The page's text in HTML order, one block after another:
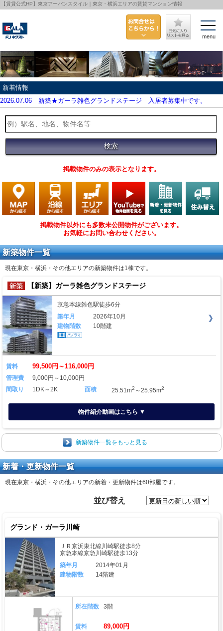
【賃貸公式HP】東京アーバンスタイル｜東京・横浜エリアの賃貸マンション情報
新着情報
2026.07.06 新築★ガーラ雑色グランドステージ 入居者募集中です。
掲載物件のみの表示となります。
掲載物件以外にも多数未公開物件がございます。
お気軽にお問い合わせください。
新築物件一覧
現在東京・横浜・その他エリアの新築物件は1棟です。
【新築】ガーラ雑色グランドステージ
京急本線雑色駅徒歩6分
築年月
2026年10月
建物階数
10階建
賃料 99,500円～116,000円
管理費
9,000円～10,000円
間取り
1DK～2K 面積 25.51m2 ～25.95m2
物件紹介動画はこちら ▼
新築物件一覧をもっと見る
新着・更新物件一覧
現在東京・横浜・その他エリアの新着・更新物件は60部屋です。
並び替え
グランド・ガーラ川崎
ＪＲ京浜東北線川崎駅徒歩8分
京急本線京急川崎駅徒歩13分
築年月
2014年01月
建物階数
14階建
所在階数 3階
賃料 89,000円
menu